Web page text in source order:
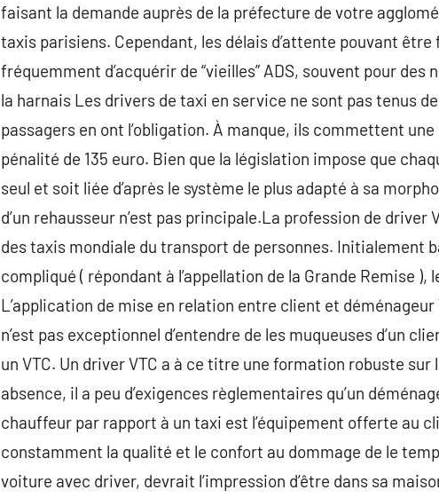
faisant la demande auprès de la préfecture de votre
taxis parisiens. Cependant, les délais d’attente pouvant
fréquemment d’acquérir de “vieilles” ADS, souvent pour
la harnais Les drivers de taxi en service ne sont pas tenus
passagers en ont l’obligation. À manque, ils commettent
pénalité de 135 euro. Bien que la législation impose que
seul et soit liée d’après le système le plus adapté à sa
d’un rehausseur n’est pas principale.La profession de driver
des taxis mondiale du transport de personnes. Initialement
compliqué ( répondant à l’appellation de la Grande Remise
L’application de mise en relation entre client et
n’est pas exceptionnel d’entendre de les muqueuses d’un
un VTC. Un driver VTC a à ce titre une formation robuste
absence, il a peu d’exigences règlementaires qu’un
chauffeur par rapport à un taxi est l’équipement offerte au
constamment la qualité et le confort au dommage de le
voiture avec driver, devrait l’impression d’être dans sa